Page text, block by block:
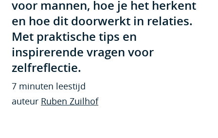
voor mannen, hoe je het herkent
en hoe dit doorwerkt in relaties.
Met praktische tips en
inspirerende vragen voor
zelfreflectie.
7 minuten leestijd
auteur Ruben Zuilhof